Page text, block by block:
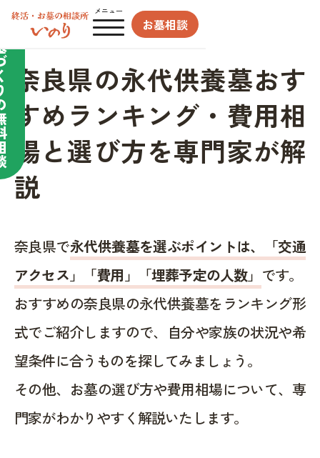
メニュー
お墓相談
奈良県の永代供養墓おす
すめランキング・費用相
場と選び方を専門家が解
説
奈良県で永代供養墓を選ぶポイントは、「交通
アクセス」「費用」「埋葬予定の人数」 です。
おすすめの奈良県の永代供養墓をランキング形
式でご紹介しますので、自分や家族の状況や希
望条件に合うものを探してみましょう。
その他、お墓の選び方や費用相場について、専
門家がわかりやすく解説いたします。